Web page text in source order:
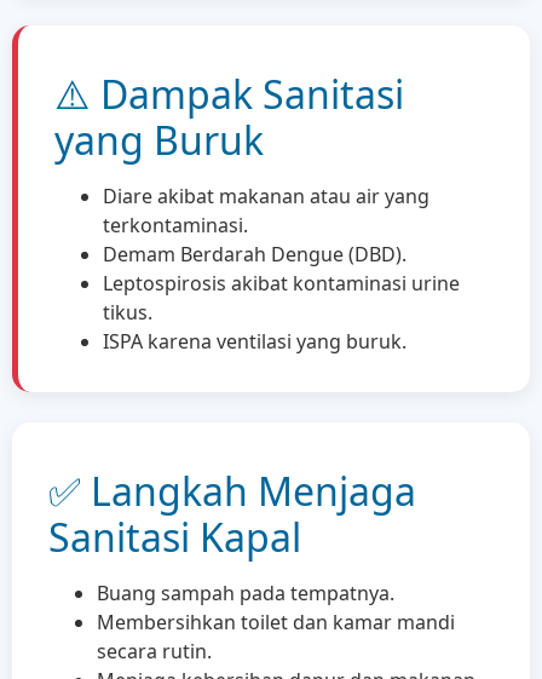
⚠️ Dampak Sanitasi
yang Buruk
Diare akibat makanan atau air yang
terkontaminasi.
Demam Berdarah Dengue (DBD).
Leptospirosis akibat kontaminasi urine
tikus.
ISPA karena ventilasi yang buruk.
✅ Langkah Menjaga
Sanitasi Kapal
Buang sampah pada tempatnya.
Membersihkan toilet dan kamar mandi
secara rutin.